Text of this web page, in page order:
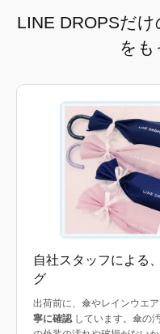
LINE DROPSだ
をも
自社スタッフによる
グ
出荷前に、傘やレインウエ
寧に確認しています。傘の